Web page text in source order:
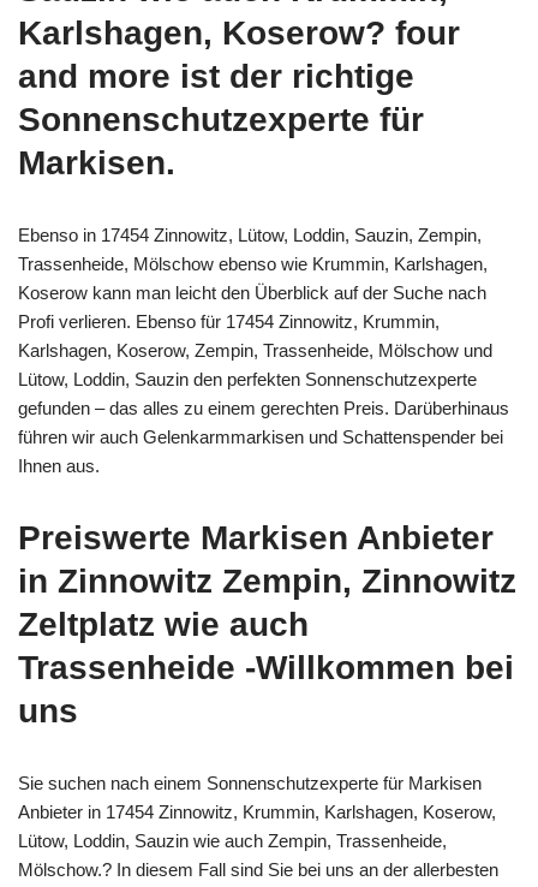
Karlshagen, Koserow? four
and more ist der richtige
Sonnenschutzexperte für
Markisen.
Ebenso in 17454 Zinnowitz, Lütow, Loddin, Sauzin, Zempin,
Trassenheide, Mölschow ebenso wie Krummin, Karlshagen,
Koserow kann man leicht den Überblick auf der Suche nach
Profi verlieren. Ebenso für 17454 Zinnowitz, Krummin,
Karlshagen, Koserow, Zempin, Trassenheide, Mölschow und
Lütow, Loddin, Sauzin den perfekten Sonnenschutzexperte
gefunden – das alles zu einem gerechten Preis. Darüberhinaus
führen wir auch Gelenkarmmarkisen und Schattenspender bei
Ihnen aus.
Preiswerte Markisen Anbieter
in Zinnowitz Zempin, Zinnowitz
Zeltplatz wie auch
Trassenheide -Willkommen bei
uns
Sie suchen nach einem Sonnenschutzexperte für Markisen
Anbieter in 17454 Zinnowitz, Krummin, Karlshagen, Koserow,
Lütow, Loddin, Sauzin wie auch Zempin, Trassenheide,
Mölschow.? In diesem Fall sind Sie bei uns an der allerbesten